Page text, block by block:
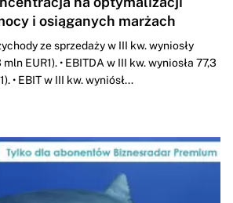
i osiąganych marżach
ze sprzedaży w III kw. wyniosły
EUR1). • EBITDA w III kw. wyniosła 77,3
• EBIT w III kw. wyniósł...